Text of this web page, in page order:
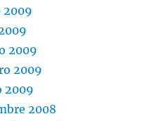
2009
2009
2009
2009
2008